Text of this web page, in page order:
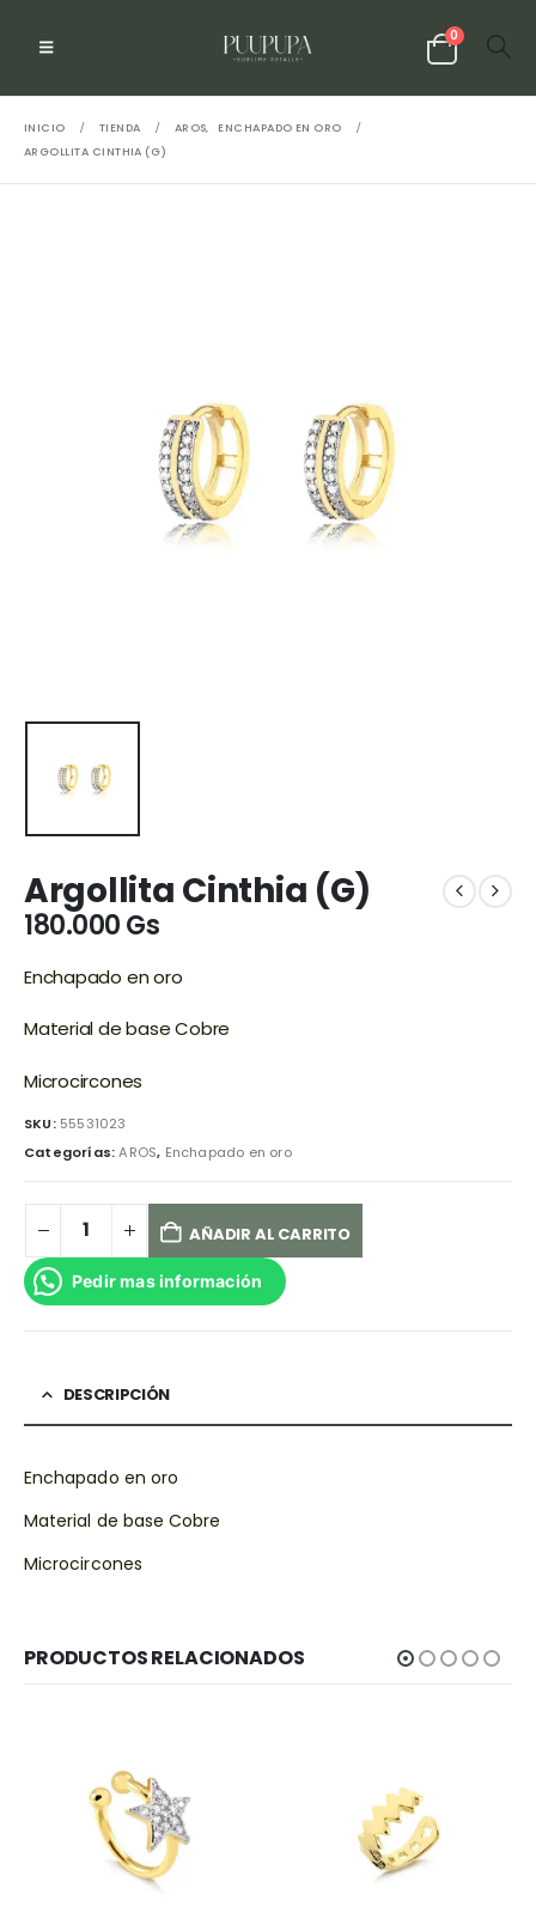
0
INICIO TIENDA AROS,
ENCHAPADO EN ORO
ARGOLLITA CINTHIA (G)
Argollita Cinthia (G)
180.000Gs
Enchapado en oro
Material de base Cobre
Microcircones
SKU: 55531023
Categorías:AROS, Enchapado en oro
AÑADIR AL CARRITO
Pedir mas información
DESCRIPCIÓN
Enchapado en oro
Material de base Cobre
Microcircones
PRODUCTOS RELACIONADOS